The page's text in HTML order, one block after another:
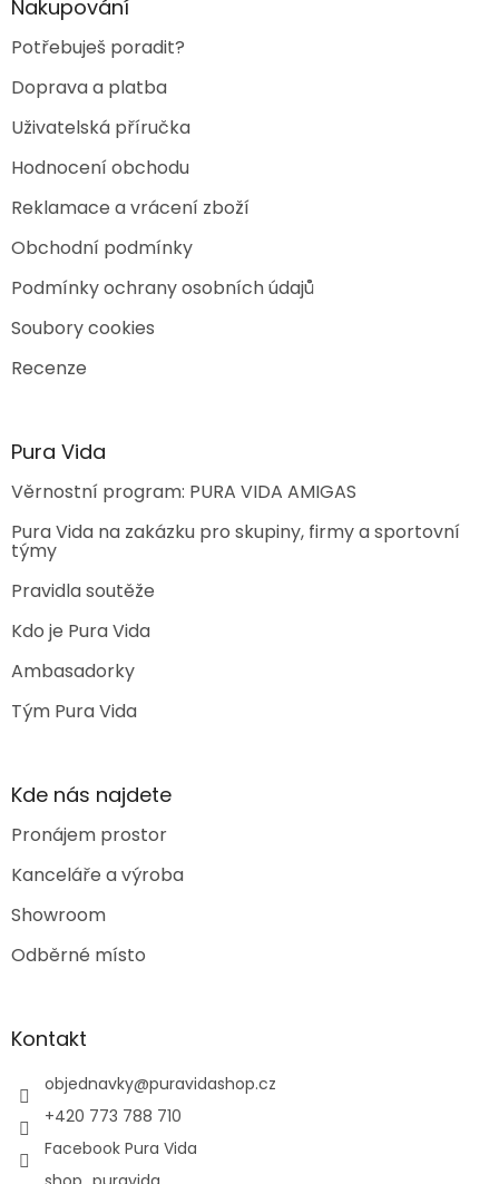
Nakupování
Potřebuješ poradit?
Doprava a platba
Uživatelská příručka
Hodnocení obchodu
Reklamace a vrácení zboží
Obchodní podmínky
Podmínky ochrany osobních údajů
Soubory cookies
Recenze
Pura Vida
Věrnostní program: PURA VIDA AMIGAS
Pura Vida na zakázku pro skupiny, firmy a sportovní
týmy
Pravidla soutěže
Kdo je Pura Vida
Ambasadorky
Tým Pura Vida
Kde nás najdete
Pronájem prostor
Kanceláře a výroba
Showroom
Odběrné místo
Kontakt
objednavky@puravidashop.cz
+420 773 788 710
Facebook Pura Vida